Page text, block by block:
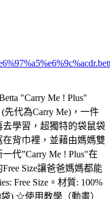
"Carry Me ! Plus"
先代為Carry Me)，一件
學習，超獨特的袋鼠袋
背巾裡，並藉由媽媽雙
代”Carry Me ! Plus"在
Size讓爸爸媽媽都能
Free Size。材質: 100%
) ☆使用教學（動畫）